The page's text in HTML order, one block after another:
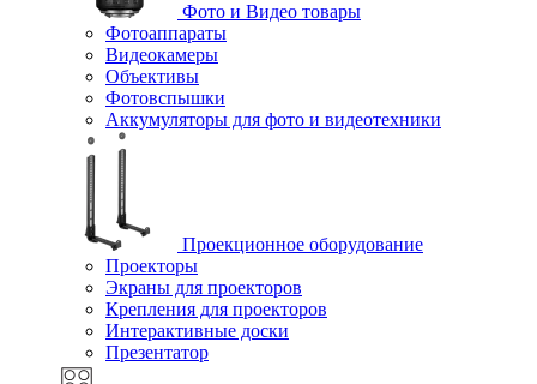
Фото и Видео товары
Фотоаппараты
Видеокамеры
Объективы
Фотовспышки
Аккумуляторы для фото и видеотехники
Проекционное оборудование
Проекторы
Экраны для проекторов
Крепления для проекторов
Интерактивные доски
Презентатор